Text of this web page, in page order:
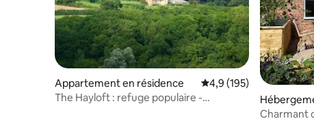
Appartement en résidence Évaluation moyenne
4,9 (195)
The Hayloft : refuge populaire -
Charmant